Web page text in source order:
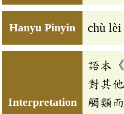
Hanyu Pinyin chù lèi
Interpretation
語本
對其
觸類